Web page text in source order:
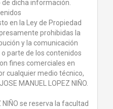
dicha información.
en la Ley de Propiedad
prohibidas la
y la comunicación
parte de los contenidos
fines comerciales en
cualquier medio técnico,
MANUEL LOPEZ NIÑO.
NIÑO se reserva la facultad